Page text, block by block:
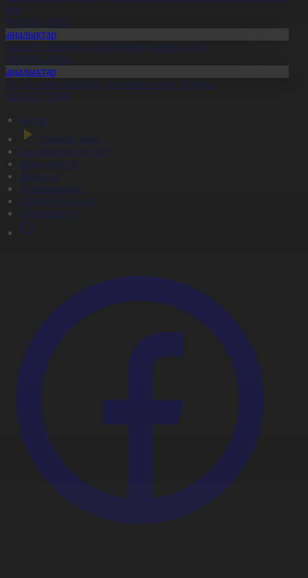
20:05
сайлауына дайындық пысықталды
20:02
да тамыз айында да аптап ыстық болады
20:00
Басты
Тікелей эфир
Бағдарлама кестесі
Жаңалықтар
Жобалар
Телехикаялар
Мультсериалдар
Видеоархив